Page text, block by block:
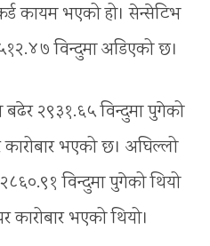
कायम भएको हो। सेन्सेटिभ
विन्दुमा अडिएको छ।
२९३१.६५ विन्दुमा पुगेको
भएको छ। अघिल्लो
विन्दुमा पुगेको थियो
भएको थियो।